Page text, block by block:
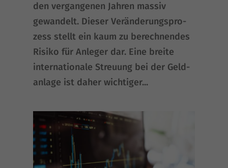
den ver­gan­ge­nen Jah­ren mas­siv
gewan­delt. Die­ser Ver­än­de­rungs­pro­
zess stellt ein kaum zu berech­nen­des
Risi­ko für Anle­ger dar. Eine brei­te
inter­na­tio­na­le Streu­ung bei der Geld­
an­la­ge ist daher wich­ti­ger...